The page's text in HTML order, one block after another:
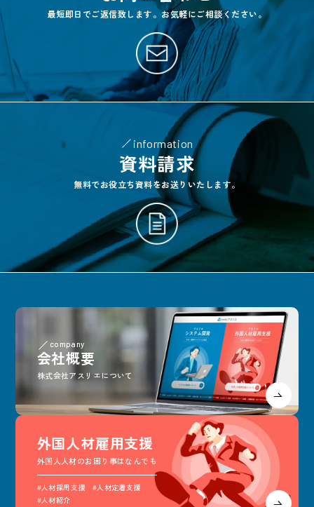
最短即日でご返信致します。お気軽にご相談ください。
information
資料請求
無料でお役立ち資料をお送りいたします。
company
会社概要
株式会社アスリエについて
外国人材雇用支援
外国人人材のお困り事はなんでも
#人材採用支援 #人材定着支援
#人材紹介